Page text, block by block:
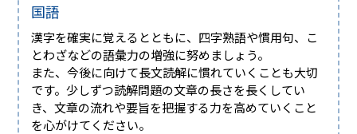
国語
漢字を確実に覚えるとともに、四字熟語や慣用句、こ
とわざなどの語彙力の増強に努めましょう。
また、今後に向けて長文読解に慣れていくことも大切
です。少しずつ読解問題の文章の長さを長くしてい
き、文章の流れや要旨を把握する力を高めていくこと
を心がけてください。